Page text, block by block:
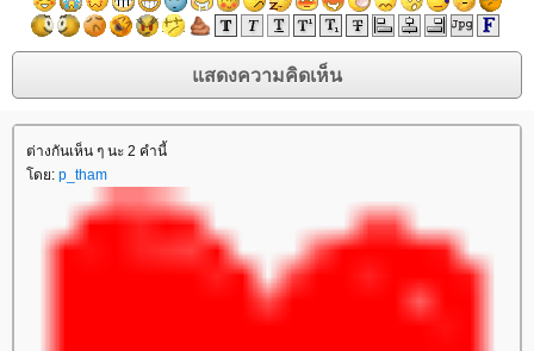
ต่างกันเห็น ๆ นะ 2 คำนี้
โดย: p_tham